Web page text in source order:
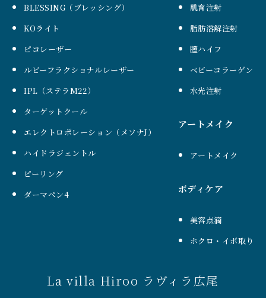
BLESSING（ブレッシング）
KOライト
ピコレーザー
ルビーフラクショナルレーザー
IPL（ステラM22）
ターゲットクール
エレクトロポレーション（メソナJ）
ハイドラジェントル
ピーリング
ダーマペン4
肌育注射
脂肪溶解注射
膣ハイフ
ベビーコラーゲン
水光注射
アートメイク
アートメイク
ボディケア
美容点滴
ホクロ・イボ取り
La villa Hiroo ラヴィラ広尾